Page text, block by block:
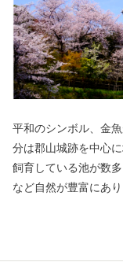
平和のシンボル、金魚が泳ぐ城下町。
分は郡山城跡を中心
飼育している池が数
など自然が豊富にあ
スの取れた住みよい